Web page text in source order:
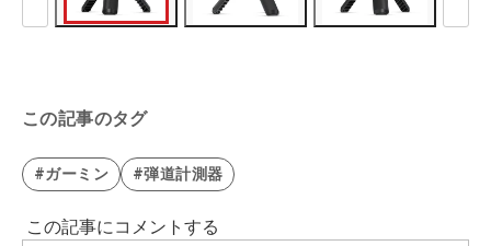
この記事のタグ
#ガーミン #弾道計測器